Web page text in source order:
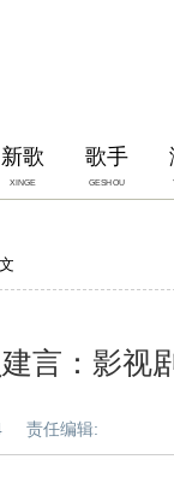
新歌
XINGE
歌手
GESHOU
言：影视
责任编辑: